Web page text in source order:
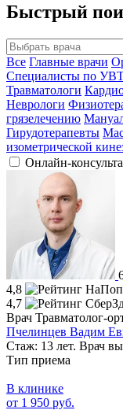
Быстрый
Все Главные врачи
Специалисты по
Травматологи
Неврологи
грязелечению
Гирудотерапевты
изометрической
Онлайн-
4,8
4,7
Врач Травматолог-
Пчелинцев Вадим
Стаж: 13 лет. Врач
Тип приема
В клинике
от 1 950 руб.